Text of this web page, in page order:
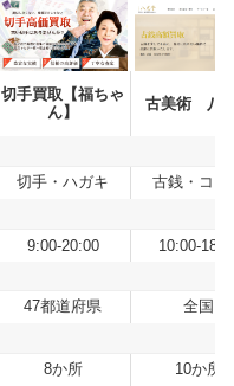
切手買取【福ちゃ
ん】
切手・ハガキ
9:00-20:00
47都道府県
8か所
古美術 八
古銭・コイ
10:00-
全国
10か所